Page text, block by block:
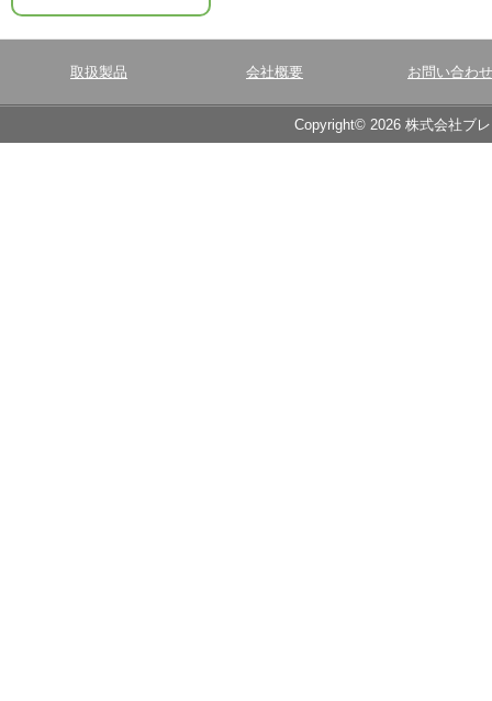
取扱製品 会社概要 お問い合わせ
Copyright© 2026 株式会社ブ